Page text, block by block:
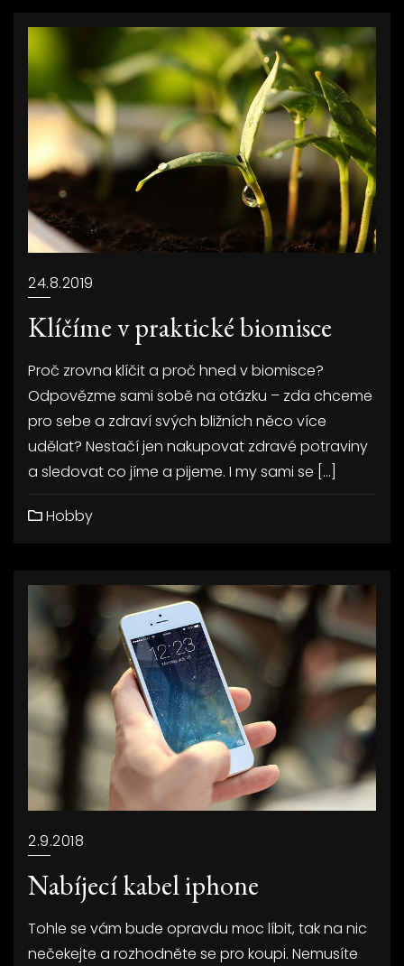
24.8.2019
Klíčíme v praktické biomisce
Proč zrovna klíčit a proč hned v biomisce?
Odpovězme sami sobě na otázku – zda chceme
pro sebe a zdraví svých bližních něco více
udělat? Nestačí jen nakupovat zdravé potraviny
a sledovat co jíme a pijeme. I my sami se […]
Hobby
2.9.2018
Nabíjecí kabel iphone
Tohle se vám bude opravdu moc líbit, tak na nic
nečekejte a rozhodněte se pro koupi. Nemusíte